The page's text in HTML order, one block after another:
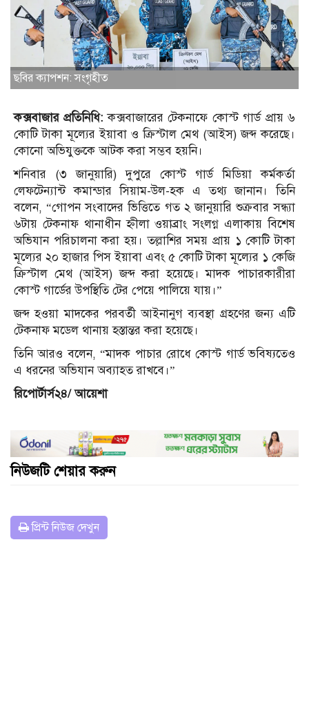
ছবির ক্যাপশন: সংগৃহীত
কক্সবাজার প্রতিনিধি:কক্সবাজারের টেকনাফে কোস্ট গার্ড প্রায় ৬
কোটি টাকা মূল্যের ইয়াবা ও ক্রিস্টাল মেথ (আইস) জব্দ করেছে।
কোনো অভিযুক্তকে আটক করা সম্ভব হয়নি।
শনিবার (৩ জানুয়ারি) দুপুরে কোস্ট গার্ড মিডিয়া কর্মকর্তা
লেফটেন্যান্ট কমান্ডার সিয়াম-উল-হক এ তথ্য জানান। তিনি
বলেন, “গোপন সংবাদের ভিত্তিতে গত ২ জানুয়ারি শুক্রবার সন্ধ্যা
৬টায় টেকনাফ থানাধীন হ্নীলা ওয়াব্রাং সংলগ্ন এলাকায় বিশেষ
অভিযান পরিচালনা করা হয়। তল্লাশির সময় প্রায় ১ কোটি টাকা
মূল্যের ২০ হাজার পিস ইয়াবা এবং ৫ কোটি টাকা মূল্যের ১ কেজি
ক্রিস্টাল মেথ (আইস) জব্দ করা হয়েছে। মাদক পাচারকারীরা
কোস্ট গার্ডের উপস্থিতি টের পেয়ে পালিয়ে যায়।”
জব্দ হওয়া মাদকের পরবর্তী আইনানুগ ব্যবস্থা গ্রহণের জন্য এটি
টেকনাফ মডেল থানায় হস্তান্তর করা হয়েছে।
তিনি আরও বলেন, “মাদক পাচার রোধে কোস্ট গার্ড ভবিষ্যতেও
এ ধরনের অভিযান অব্যাহত রাখবে।”
রিপোর্টার্স২৪/ আয়েশা
নিউজটি শেয়ার করুন
প্রিন্ট নিউজ দেখুন